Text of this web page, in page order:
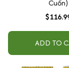
Cuốn)
ADD TO